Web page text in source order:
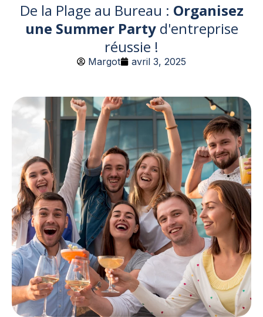
De la Plage au Bureau : Organisez
une Summer Partyd'entreprise
réussie !
Margot avril 3, 2025